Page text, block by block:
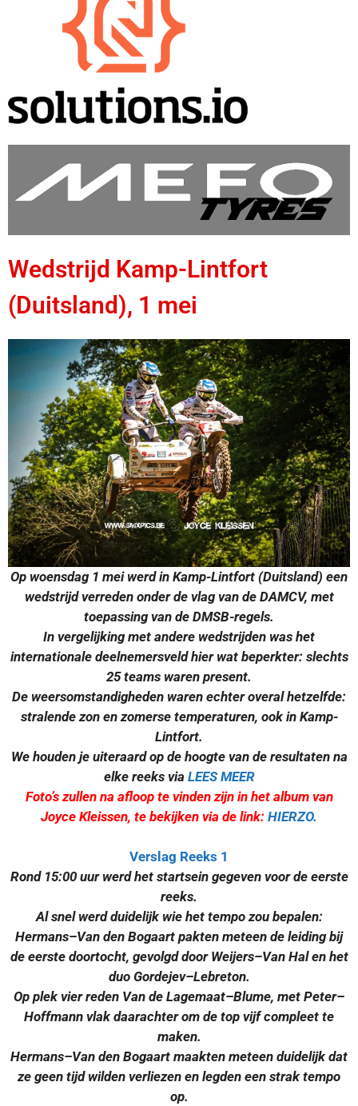
Wedstrijd Kamp-Lintfort
(Duitsland), 1 mei
Op woensdag 1 mei werd in Kamp-Lintfort (Duitsland) een
wedstrijd verreden onder de vlag van de DAMCV, met
toepassing van de DMSB-regels.
In vergelijking met andere wedstrijden was het
internationale deelnemersveld hier wat beperkter: slechts
25 teams waren present.
De weersomstandigheden waren echter overal hetzelfde:
stralende zon en zomerse temperaturen, ook in Kamp-
Lintfort.
We houden je uiteraard op de hoogte van de resultaten na
elke reeks via LEES MEER
Foto’s zullen na afloop te vinden zijn in het album van
Joyce Kleissen, te bekijken via de link: HIERZO.
Verslag Reeks 1
Rond 15:00 uur werd het startsein gegeven voor de eerste
reeks.
Al snel werd duidelijk wie het tempo zou bepalen:
Hermans–Van den Bogaart pakten meteen de leiding bij
de eerste doortocht, gevolgd door Weijers–Van Hal en het
duo Gordejev–Lebreton.
Op plek vier reden Van de Lagemaat–Blume, met Peter–
Hoffmann vlak daarachter om de top vijf compleet te
maken.
Hermans–Van den Bogaart maakten meteen duidelijk dat
ze geen tijd wilden verliezen en legden een strak tempo
op.